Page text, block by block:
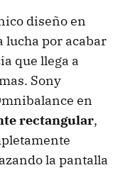
diseño en
lucha por acabar
que llega a
Sony
en
rectangular,
la pantalla